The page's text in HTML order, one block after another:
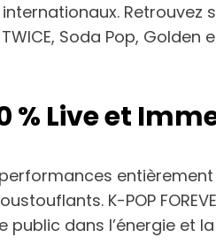
Retrouvez
Soda Pop,
% Live et
K-POP
public dans l’énergie et